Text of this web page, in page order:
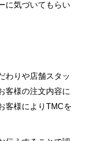
に気づいてもらい
わりや店舗スタッ
客様の注文内容に
客様によりTMCを